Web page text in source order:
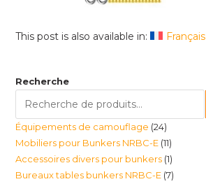
This post is also available in: Français
Recherche
Équipements de camouflage 2424
produits
Mobiliers pour Bunkers NRBC-E 1111
produits
Accessoires divers pour bunkers 11
produit
Bureaux tables bunkers NRBC-E 77